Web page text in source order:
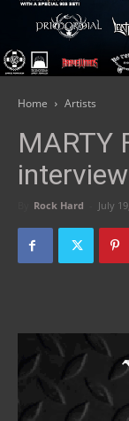
Home Artists
MARTY
interview
Rock Hard July